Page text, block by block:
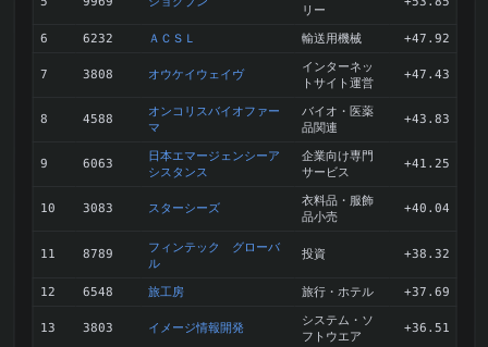
リー
6 6232 ＡＣＳＬ 輸送用機械 +47.92
7 3808 オウケイウェイヴ
インターネッ
トサイト運営
+47.43
8 4588 オンコリスバイオファー
マ
バイオ・医薬
品関連
+43.83
9 6063 日本エマージェンシーア
シスタンス
企業向け専門
サービス
+41.25
10 3083 スターシーズ 衣料品・服飾
品小売
+40.04
11 8789 フィンテック グローバ
ル
投資 +38.32
12 6548 旅工房 旅行・ホテル +37.69
13 3803 イメージ情報開発 システム・ソ
フトウエア
+36.51